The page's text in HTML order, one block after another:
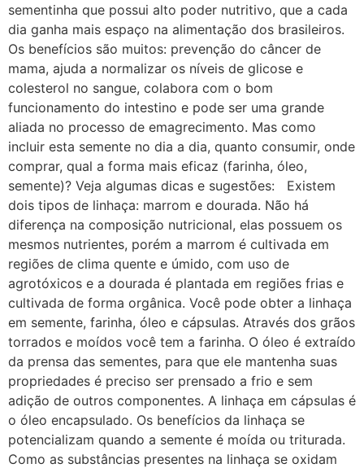
sementinha que possui alto poder nutritivo, que a cada
dia ganha mais espaço na alimentação dos brasileiros.
Os benefícios são muitos: prevenção do câncer de
mama, ajuda a normalizar os níveis de glicose e
colesterol no sangue, colabora com o bom
funcionamento do intestino e pode ser uma grande
aliada no processo de emagrecimento. Mas como
incluir esta semente no dia a dia, quanto consumir, onde
comprar, qual a forma mais eficaz (farinha, óleo,
semente)? Veja algumas dicas e sugestões: Existem
dois tipos de linhaça: marrom e dourada. Não há
diferença na composição nutricional, elas possuem os
mesmos nutrientes, porém a marrom é cultivada em
regiões de clima quente e úmido, com uso de
agrotóxicos e a dourada é plantada em regiões frias e
cultivada de forma orgânica. Você pode obter a linhaça
em semente, farinha, óleo e cápsulas. Através dos grãos
torrados e moídos você tem a farinha. O óleo é extraído
da prensa das sementes, para que ele mantenha suas
propriedades é preciso ser prensado a frio e sem
adição de outros componentes. A linhaça em cápsulas é
o óleo encapsulado. Os benefícios da linhaça se
potencializam quando a semente é moída ou triturada.
Como as substâncias presentes na linhaça se oxidam